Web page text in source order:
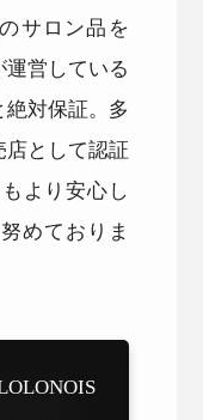
サロン品を
営している
対保証。多
店として認証
より安心し
めておりま